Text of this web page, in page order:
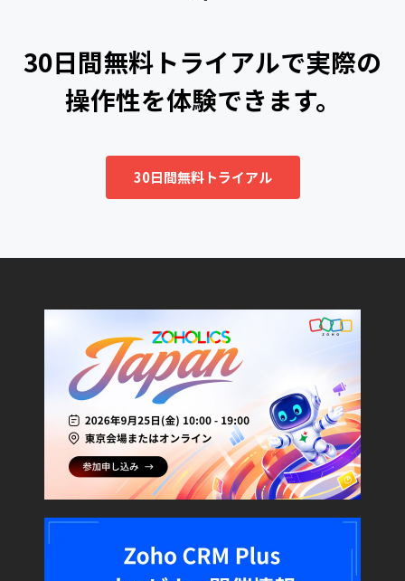
30日間無料トライアルで実際の
操作性を体験できます。
30日間無料トライアル